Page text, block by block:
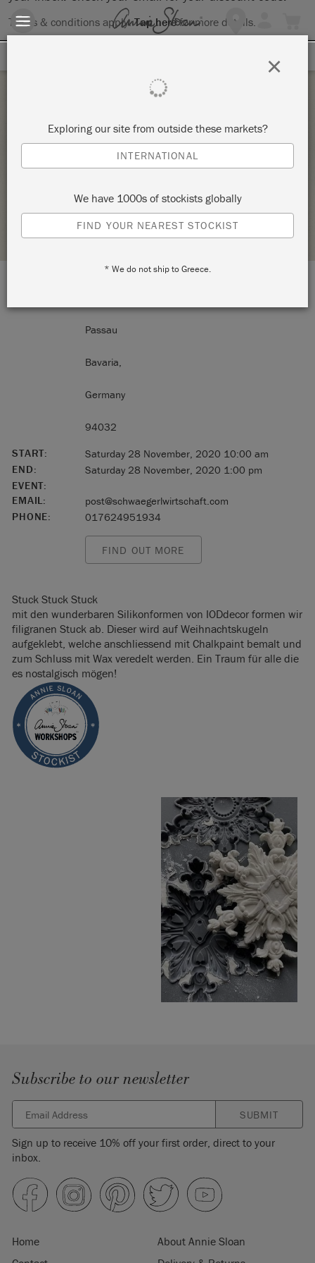
Terms & conditions apply.Tap herefor more details.
WEIHNACHTSWORKSHOP MIT GANZ VIEL
STUCK
RETAILER PROFILE
Passau
Bavaria,
Germany
94032
START:
Saturday 28 November, 2020 10:00 am
END:
Saturday 28 November, 2020 1:00 pm
EVENT:
EMAIL:
post@schwaegerlwirtschaft.com
PHONE:
017624951934
FIND OUT MORE
Stuck Stuck Stuck
mit den wunderbaren Silikonformen von IODdecor formen wir
filigranen Stuck ab. Dieser wird auf Weihnachtskugeln
aufgeklebt, welche anschliessend mit Chalkpaint bemalt und
zum Schluss mit Wax veredelt werden. Ein Traum für alle die
es nostalgisch mögen!
Subscribe to our newsletter
SUBMIT
Sign up to receive 10% off your first order, direct to your
inbox.
Home
About Annie Sloan
Exploring our site from outside these markets?
INTERNATIONAL
We have 1000s of stockists globally
FIND YOUR NEAREST STOCKIST
* We do not ship to Greece.
×